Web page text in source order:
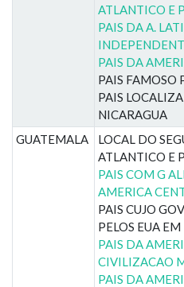
ATLANTICO E
PAIS DA A.
PAIS DA
PAIS FAMOSO
PAIS
NICARAGUA
GUATEMALA
LOCAL DO
ATLANTICO E
PAIS COM G
AMERICA
PAIS CUJO
PELOS EUA
PAIS DA
CIVILIZACAO
PAIS DA